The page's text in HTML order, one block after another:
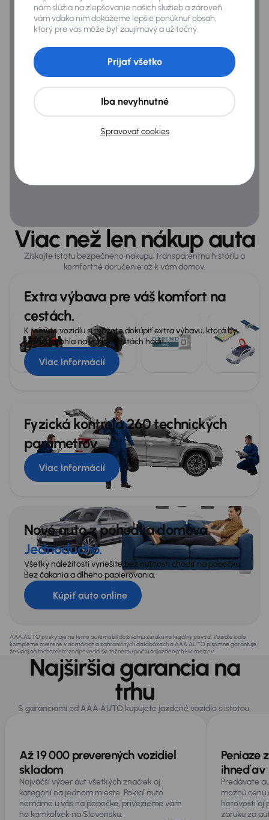
Viac než len nákup auta
Získajte istotu bezpečného nákupu, transparentnú históriu a
komfortné doručenie až k vám domov.
Extra výbava pre váš komfort na
cestách.
K tomuto vozidlu si môžete dokúpiť extra výbavu, ktorá by
sa vám mohla na vašich cestách hodiť.
Viac informácií
Fyzická kontrola 260 technických
parametrov
Viac informácií
Nové auto z pohodlia domova.
Jednoducho.
Všetky náležitosti vyriešite bez nutnosti chodiť na pobočku.
Bez čakania a dlhého papierovania.
Kúpiť auto online
AAA AUTO poskytuje na tento automobil doživotnú záruku na legálny pôvod. Vozidlo bolo
kompletne overené v domácich a zahraničných databázach a AAA AUTO písomne garantuje,
že údaj na tachometri zodpovedá skutočnému počtu najazdených kilometrov.
Najširšia garancia na
trhu
S garanciami od AAA AUTO kupujete jazdené vozidlo s istotou.
Až 19 000 preverených vozidiel
skladom
Najväčší výber áut všetkých značiek aj
kategórií na jednom mieste. Pokiaľ auto
nemáme u vás na pobočke, privezieme vám
ho kamkoľvek na Slovensku.
Peniaze
ihneď av
Predávate
možnú
hotovosti aj
záruku za
nám slúžia na zlepšovanie našich služieb a zároveň
vám vďaka nim dokážeme lepšie ponúknuť obsah,
ktorý pre vás môže byť zaujímavý a užitočný.
Spravovať cookies
Iba nevyhnutné
Prijať všetko